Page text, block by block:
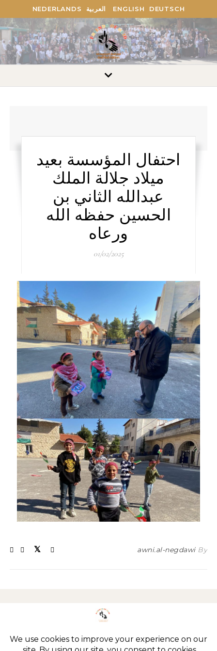
DEUTSCH
ENGLISH العربية NEDERLANDS
احتفال المؤسسة بعيد
ميلاد جلالة الملك
عبدالله الثاني بن
الحسين حفظه الله
ورعاه
01/02/2025
By
awni.al-negdawi
Privacy policy